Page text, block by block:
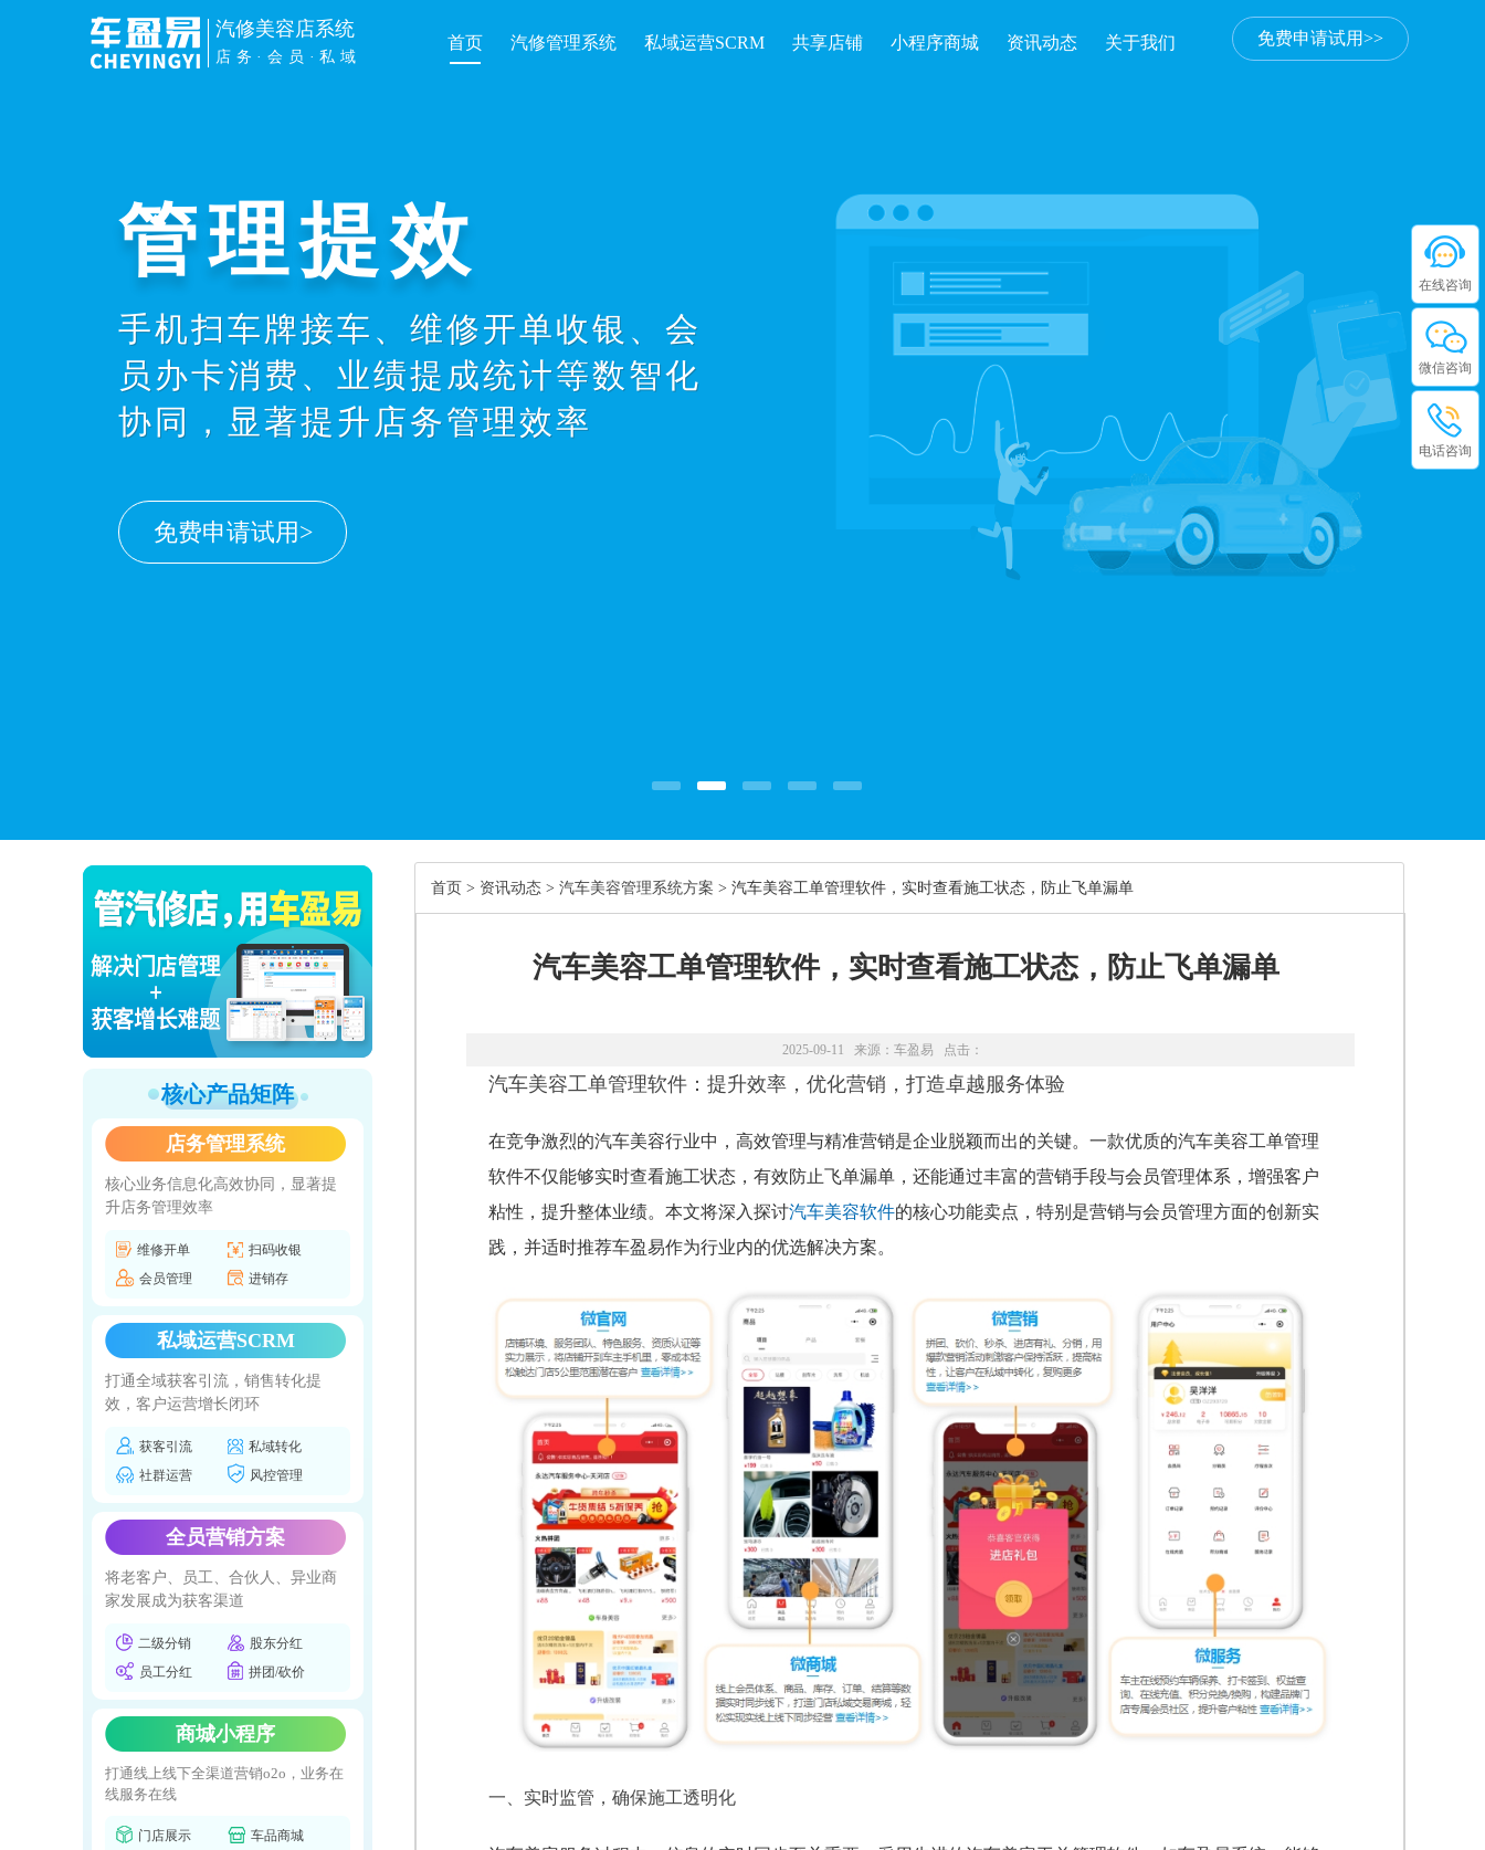
免费申请试用>>
汽修美容店系统
店务·会员·私域
首页 汽修管理系统 私域运营SCRM 共享店铺 小程序商城 资讯动态 关于我们
管理提效
手机扫车牌接车、维修开单收银、会
员办卡消费、业绩提成统计等数智化
协同，显著提升店务管理效率
免费申请试用>
核心产品矩阵
店务管理系统
核心业务信息化高效协同，显著提
升店务管理效率
维修开单
扫码收银
会员管理
进销存
私域运营SCRM
打通全域获客引流，销售转化提
效，客户运营增长闭环
获客引流
私域转化
社群运营
风控管理
全员营销方案
将老客户、员工、合伙人、异业商
家发展成为获客渠道
二级分销
股东分红
员工分红
拼团/砍价
商城小程序
打通线上线下全渠道营销o2o，业务在
线服务在线
门店展示
车品商城
首页 > 资讯动态 > 汽车美容管理系统方案 > 汽车美容工单管理软件，实时查看施工状态，防止飞单漏单
汽车美容工单管理软件，实时查看施工状态，防止飞单漏单
2025-09-11 来源： 车盈易 点击：
汽车美容工单管理软件：提升效率，优化营销，打造卓越服务体验
在竞争激烈的汽车美容行业中，高效管理与精准营销是企业脱颖而出的关键。一款优质的汽车美容工单管理
软件不仅能够实时查看施工状态，有效防止飞单漏单，还能通过丰富的营销手段与会员管理体系，增强客户
粘性，提升整体业绩。本文将深入探讨汽车美容软件的核心功能卖点，特别是营销与会员管理方面的创新实
践，并适时推荐车盈易作为行业内的优选解决方案。
一、实时监管，确保施工透明化
在线咨询
微信咨询
电话咨询